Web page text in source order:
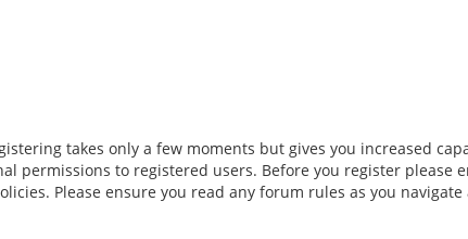
takes only a few moments but gives you increased
permissions to registered users. Before you register please
Please ensure you read any forum rules as you